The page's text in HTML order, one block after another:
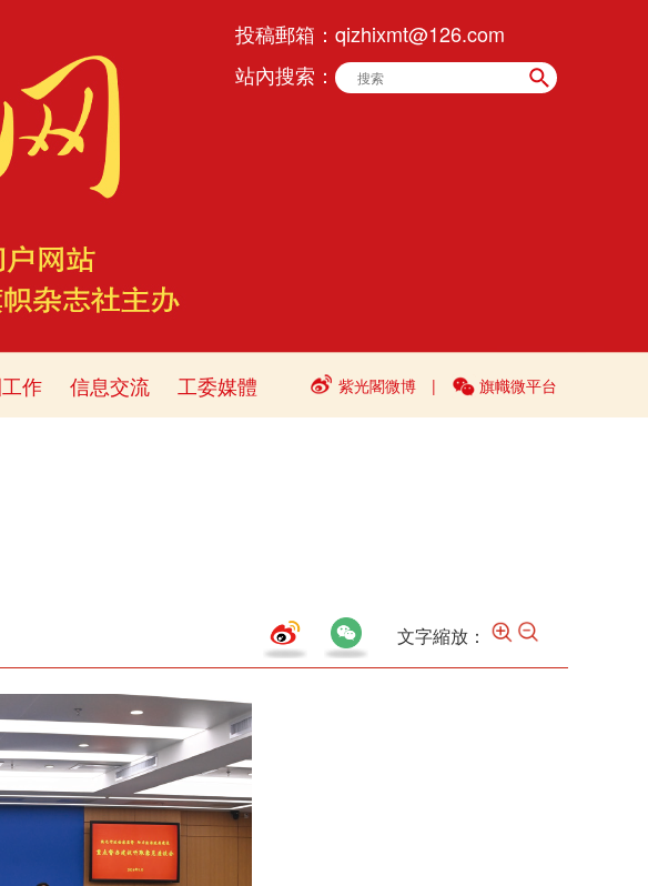
投稿郵箱： qizhixmt@126.com
站內搜索：
作 信息交流 工委媒體 紫光閣微博 | 旗幟微平台
文字縮放：